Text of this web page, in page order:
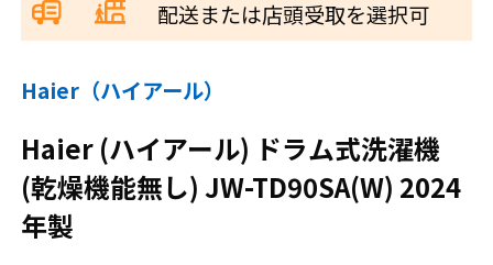
配送または店頭受取を選択可
Haier（ハイアール）
Haier (ハイアール) ドラム式洗濯機
(乾燥機能無し) JW-TD90SA(W) 2024
年製